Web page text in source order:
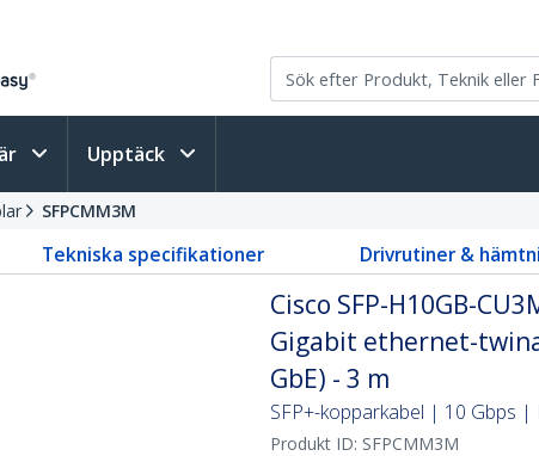
Upptäck
SFPCMM3M
Tekniska specifikationer Drivrutiner &
Cisco SFP-H10GB-
Gigabit ethernet-
GbE) - 3 m
SFP+-kopparkabel | 10 Gbps
Produkt ID: SFPCMM3M